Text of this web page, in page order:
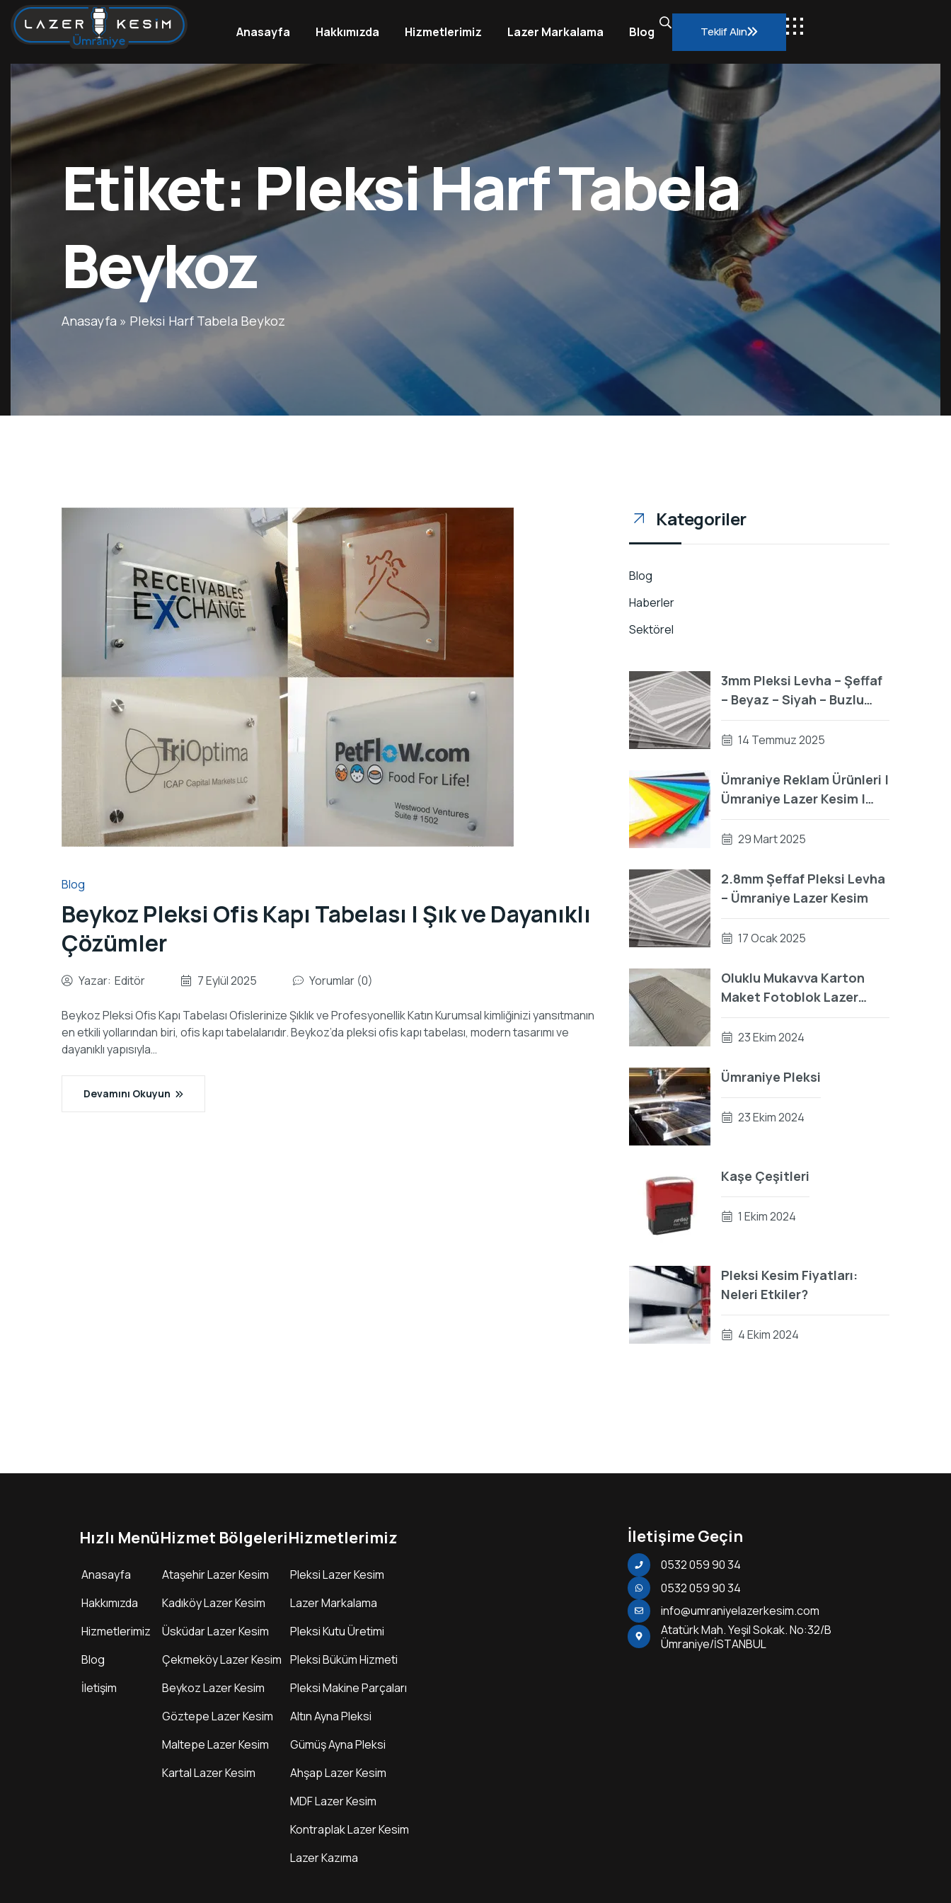
Lazer
Ümraniye
Lazer
Anasayfa Hakkımızda Hizmetlerimiz Lazer Markalama Blog İletişim
Teklif Alın
Etiket: Pleksi Harf Tabela
Beykoz
Anasayfa » Pleksi Harf Tabela Beykoz
Blog
Beykoz Pleksi Ofis Kapı Tabelası | Şık ve Dayanıklı
Çözümler
Yazar: Editör 7 Eylül 2025 Yorumlar (0)
Beykoz Pleksi Ofis Kapı Tabelası Ofislerinize Şıklık ve Profesyonellik Katın Kurumsal kimliğinizi yansıtmanın
en etkili yollarından biri, ofis kapı tabelalarıdır. Beykoz’da pleksi ofis kapı tabelası, modern tasarımı ve
dayanıklı yapısıyla…
Devamını Okuyun
Kategoriler
Blog
Haberler
Sektörel
3mm Pleksi Levha – Şeffaf
– Beyaz – Siyah – Buzlu
(135 cm x 200 cm)
14 Temmuz 2025
Ümraniye Reklam Ürünleri |
Ümraniye Lazer Kesim |
Pleksi
29 Mart 2025
2.8mm Şeffaf Pleksi Levha
– Ümraniye Lazer Kesim
17 Ocak 2025
Oluklu Mukavva Karton
Maket Fotoblok Lazer
Kesim
23 Ekim 2024
Ümraniye Pleksi
23 Ekim 2024
Kaşe Çeşitleri
1 Ekim 2024
Pleksi Kesim Fiyatları:
Neleri Etkiler?
4 Ekim 2024
Hızlı Menü
Anasayfa
Hakkımızda
Hizmetlerimiz
Blog
İletişim
Hizmet Bölgeleri
Ataşehir Lazer Kesim
Kadıköy Lazer Kesim
Üsküdar Lazer Kesim
Çekmeköy Lazer Kesim
Beykoz Lazer Kesim
Göztepe Lazer Kesim
Maltepe Lazer Kesim
Kartal Lazer Kesim
Hizmetlerimiz
Pleksi Lazer Kesim
Lazer Markalama
Pleksi Kutu Üretimi
Pleksi Büküm Hizmeti
Pleksi Makine Parçaları
Altın Ayna Pleksi
Gümüş Ayna Pleksi
Ahşap Lazer Kesim
MDF Lazer Kesim
Kontraplak Lazer Kesim
Lazer Kazıma
İletişime Geçin
0532 059 90 34
0532 059 90 34
info@umraniyelazerkesim.com
Atatürk Mah. Yeşil Sokak. No:32/B
Ümraniye/İSTANBUL